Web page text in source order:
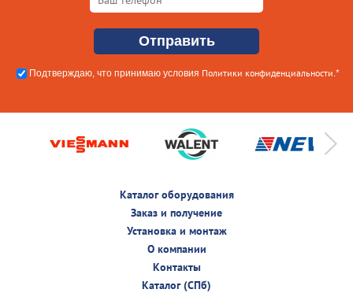
Подтверждаю, что принимаю условия Политики конфиденциальности .*
Каталог оборудования
Заказ и получение
Установка и монтаж
О компании
Контакты
Каталог (СПб)